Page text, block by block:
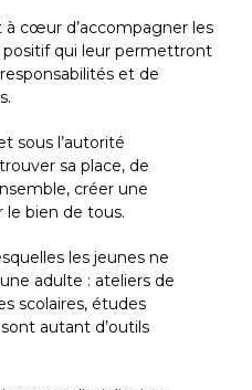
à cœur d’accompagner les
positif qui leur permettront
et de
sous l’autorité
sa place, de
créer une
bien de tous.
les jeunes ne
adulte : ateliers de
scolaires, études
autant d’outils